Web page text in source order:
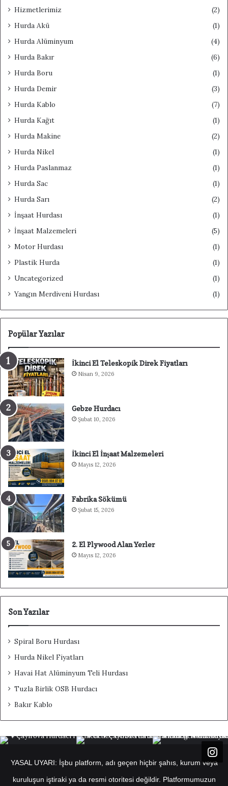
Hizmetlerimiz
(2)
Hurda Akü
(1)
Hurda Alüminyum
(4)
Hurda Bakır
(6)
Hurda Boru
(1)
Hurda Demir
(3)
Hurda Kablo
(7)
Hurda Kağıt
(1)
Hurda Makine
(2)
Hurda Nikel
(1)
Hurda Paslanmaz
(1)
Hurda Sac
(1)
Hurda Sarı
(2)
İnşaat Hurdası
(1)
İnşaat Malzemeleri
(5)
Motor Hurdası
(1)
Plastik Hurda
(1)
Uncategorized
(1)
Yangın Merdiveni Hurdası
(1)
Popülar Yazılar
İkinci El Teleskopik Direk Fiyatları
Nisan 9, 2026
Gebze Hurdacı
Şubat 10, 2026
İkinci El İnşaat Malzemeleri
Mayıs 12, 2026
Fabrika Sökümü
Şubat 15, 2026
2. El Plywood Alan Yerler
Mayıs 12, 2026
Son Yazılar
Spiral Boru Hurdası
Hurda Nikel Fiyatları
Havai Hat Alüminyum Teli Hurdası
Tuzla Birlik OSB Hurdacı
Bakır Kablo
YASAL UYARI: İşbu platform, adı geçen hiçbir şahıs, kurum veya
kuruluşun iştiraki ya da resmi otoritesi değildir. Platformumuzun